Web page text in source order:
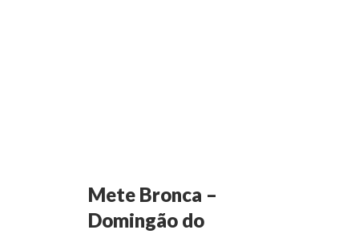
Mete Bronca –
Domingão do